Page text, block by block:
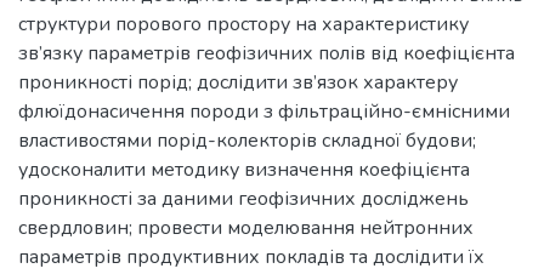
структури порового простору на характеристику
зв’язку параметрів геофізичних полів від коефіцієнта
проникності порід; дослідити зв’язок характеру
флюїдонасичення породи з фільтраційно-ємнісними
властивостями порід-колекторів складної будови;
удосконалити методику визначення коефіцієнта
проникності за даними геофізичних досліджень
свердловин; провести моделювання нейтронних
параметрів продуктивних покладів та дослідити їх